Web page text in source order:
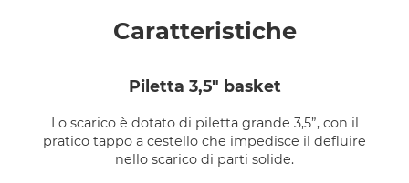
Caratteristiche
piletta 3,5" basket
Lo scarico è dotato di piletta grande 3,5”, con il
pratico tappo a cestello che impedisce il defluire
nello scarico di parti solide.